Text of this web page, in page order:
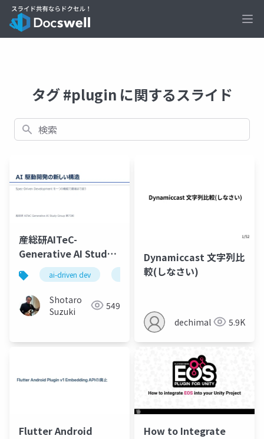
タグ #plugin に関するスライド
検索
産総研AITeC-
Generative AI Study
Group-第73
回-20260526-SDDセッ
ション-公開版
ai-driven dev spec kit specify
Shotaro
Suzuki
549
Dynamiccast 文字列比
較(しなさい)
dechimal 5.9K
Flutter Android
How to Integrate